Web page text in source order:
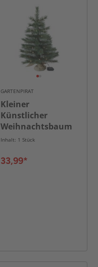
GARTENPIRAT
Kleiner
Künstlicher
Weihnachtsbaum
60 cm beleuchtet
Inhalt: 1 Stück
33,99*